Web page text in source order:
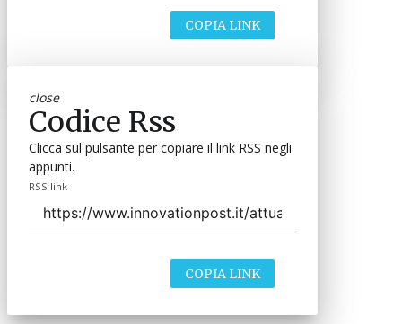
COPIA LINK
close
Codice Rss
Clicca sul pulsante per copiare il link RSS negli
appunti.
RSS link
COPIA LINK